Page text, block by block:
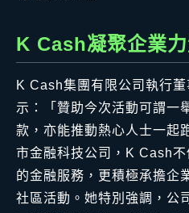
K Cash凝聚企業
K Cash集團有限公司執行
示：「贊助今次活動可謂一
款，亦能推動熱心人士一起
市金融科技公司，K Cash
的金融服務，更積極承擔企
社區活動。她特別強調，公